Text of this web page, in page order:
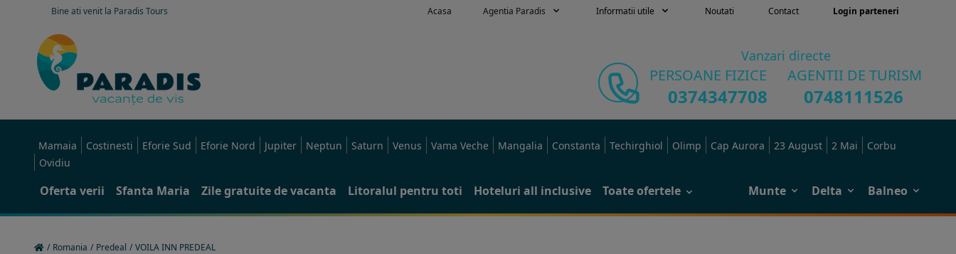
Bine ati venit la Paradis Tours Acasa Agentia Paradis Informatii utile Noutati Contact Login parteneri
Vanzari directe
PERSOANE FIZICE AGENTII DE TURISM
0374347708 0748111526
Mamaia Costinesti Eforie Sud Eforie Nord Jupiter Neptun Saturn Venus Vama Veche Mangalia Constanta Techirghiol Olimp Cap Aurora 23 August 2 Mai
Corbu
Ovidiu
Oferta verii Sfanta Maria Zile gratuite de vacanta Litoralul pentru toti Hoteluri all inclusive Toate ofertele Munte Delta Balneo
/ Romania / Predeal / VOILA INN PREDEAL